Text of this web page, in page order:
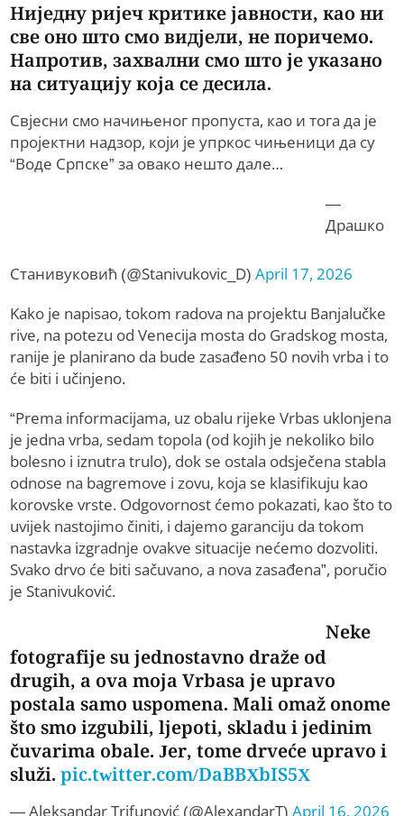
Ниједну ријеч критике јавности, као ни
све оно што смо видјели, не поричемо.
Напротив, захвални смо што је указано
на ситуацију која се десила.
Свјесни смо начињеног пропуста, као и тога да је
пројектни надзор, који је упркос чињеници да су
“Воде Српске” за овако нешто дале…
—
Драшко
Станивуковић (@Stanivukovic_D)April 17, 2026
Kako je napisao, tokom radova na projektu Banjalučke
rive, na potezu od Venecija mosta do Gradskog mosta,
ranije je planirano da bude zasađeno 50 novih vrba i to
će biti i učinjeno.
“Prema informacijama, uz obalu rijeke Vrbas uklonjena
je jedna vrba, sedam topola (od kojih je nekoliko bilo
bolesno i iznutra trulo), dok se ostala odsječena stabla
odnose na bagremove i zovu, koja se klasifikuju kao
korovske vrste. Odgovornost ćemo pokazati, kao što to
uvijek nastojimo činiti, i dajemo garanciju da tokom
nastavka izgradnje ovakve situacije nećemo dozvoliti.
Svako drvo će biti sačuvano, a nova zasađena”, poručio
je Stanivuković.
Neke
fotografije su jednostavno draže od
drugih, a ova moja Vrbasa je upravo
postala samo uspomena. Mali omaž onome
što smo izgubili, ljepoti, skladu i jedinim
čuvarima obale. Jer, tome drveće upravo i
služi.pic.twitter.com/DaBBXbIS5X
— Aleksandar Trifunović (@AlexandarT)April 16, 2026